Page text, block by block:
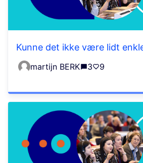
Kunne det ikke være lidt
martijn BERK 3 9